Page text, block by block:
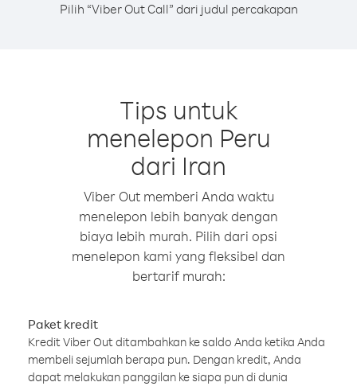
Pilih “Viber Out Call” dari judul percakapan
Tips untuk
menelepon Peru
dari Iran
Viber Out memberi Anda waktu
menelepon lebih banyak dengan
biaya lebih murah. Pilih dari opsi
menelepon kami yang fleksibel dan
bertarif murah:
Paket kredit
Kredit Viber Out ditambahkan ke saldo Anda ketika Anda
membeli sejumlah berapa pun. Dengan kredit, Anda
dapat melakukan panggilan ke siapa pun di dunia